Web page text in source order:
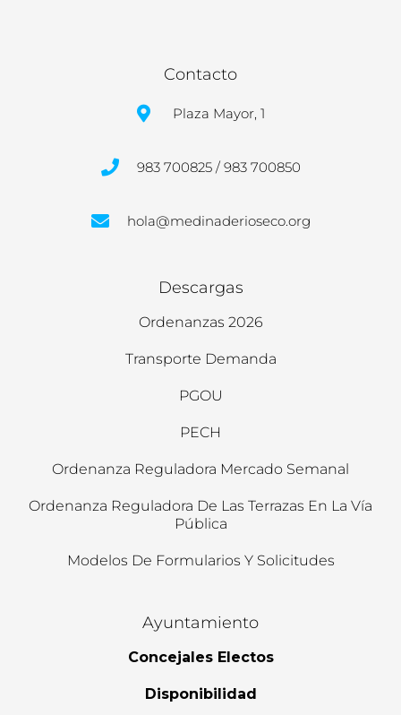
Contacto
Plaza Mayor, 1
983 700825 / 983 700850
hola@medinaderioseco.org
Descargas
Ordenanzas 2026
Transporte Demanda
PGOU
PECH
Ordenanza Reguladora Mercado Semanal
Ordenanza Reguladora De Las Terrazas En La Vía
Pública
Modelos De Formularios Y Solicitudes
Ayuntamiento
Concejales Electos
Disponibilidad